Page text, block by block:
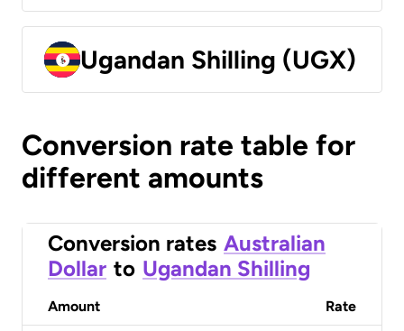
Ugandan Shilling (UGX)
Conversion rate table for
different amounts
Conversion rates Australian
Dollar to Ugandan Shilling
Amount Rate